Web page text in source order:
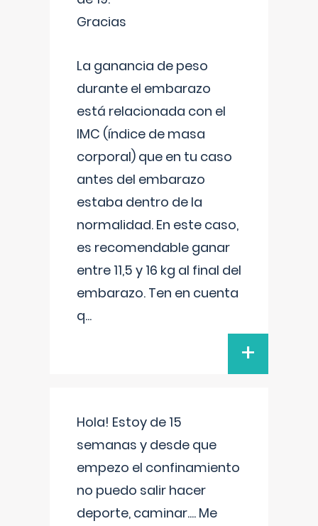
Gracias
La ganancia de peso
durante el embarazo
está relacionada con el
IMC (índice de masa
corporal) que en tu caso
antes del embarazo
estaba dentro de la
normalidad. En este caso,
es recomendable ganar
entre 11,5 y 16 kg al final del
embarazo. Ten en cuenta
q...
+
Hola! Estoy de 15
semanas y desde que
empezo el confinamiento
no puedo salir hacer
deporte, caminar.... Me